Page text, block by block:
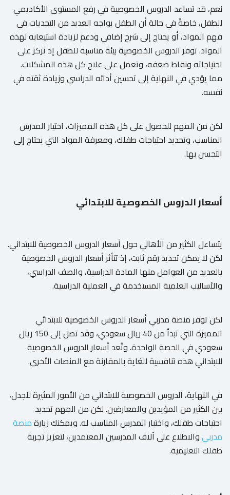
نعم، قد تساعد الدروس الخصوصية في رفع المستوى الأكاديمي
للطفل، خاصةً في حالة أن الطفل يواجه العديد من التحديات في
فهم المواد، أو يحتاج إلى شرح إضافي ودعم لزيادة استيعابه لهذه
المواد. توفر الدروس الخصوصية بيئة مناسبة للطفل إذ تركز على
احتياجاته ونقاط ضعفه، وتعمل على علاج كل هذه المشكلات.
مما يؤدي في النهاية إلى تحسين أدائه الدراسي وزيادة ثقته في
نفسه.
لكن من المهم للحصول على كل هذه المميزات، اختيار المدرس
المناسب، وتحديد احتياجات طفلك، ومعرفة المواد التي يحتاج إلى
التحسن بها.
أسعار الدروس الخصوصية للابتدائي
يتساءل الكثير من الأهالي حول أسعار الدروس الخصوصية للابتدائي.
لكن لا يمكن تحديد رقم ثابت، إذ تتأثر أسعار الدروس الخصوصية
بالعديد من العوامل منها المادة الدراسية، والصف الدراسي،
والأساليب العلمية المستخدمة في العملية الدراسية.
لكن توفر منصة مدربي أسعار الدروس الخصوصية للابتدائي
المميزة التي تبدأ من 40 ريال سعودي، وقد تصل إلى 150 ريال
سعودي في الحصة الواحدة. وتُعد أسعار الدروس الخصوصية
للابتدائي هذه تنافسية للغاية بالمقارنة مع المنصات الأخرى.
في النهاية، الدروس الخصوصية للابتدائي من الأمور المثيرة للجدل،
بين الكثير من المؤيدين والمعارضين. لكن من المهم تحديد
احتياجات طفلك، واختيار المدرس المناسب له. ويمكنك زيارةمنصة
مدربيوالاطلاع على آلاف المدرسين المعتمدين، لتعزيز تجربة
طفلك التعليمية.